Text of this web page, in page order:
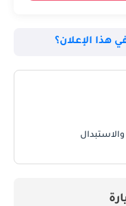
هذا الإعلان؟
والاستبدال